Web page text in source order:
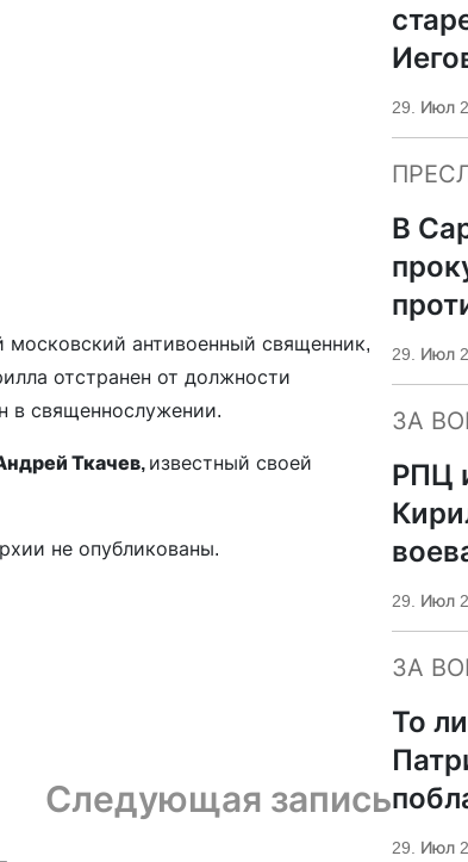
антивоенный священник,
отстранен от должности
в священнослужении.
Ткачев, известный своей
не опубликованы.
Следующая запись
29. Июл
В
29. Июл
ЗА
РПЦ
29. Июл
ЗА
То
29. Июл